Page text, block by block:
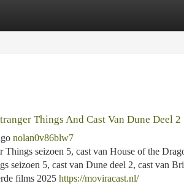
Listings
Things And Cast Van Dune Deel 2
nolan0v86blw7
Things seizoen 5, cast van House of the
seizoen 5, cast van Dune deel 2, cast van
films 2025 https://moviracast.nl/